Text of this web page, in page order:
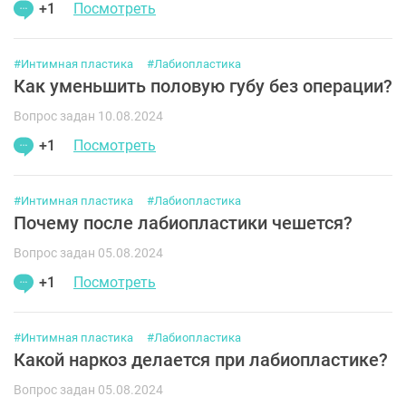
+1 Посмотреть
#Интимная пластика #Лабиопластика
Как уменьшить половую губу без операции?
Вопрос задан 10.08.2024
+1 Посмотреть
#Интимная пластика #Лабиопластика
Почему после лабиопластики чешется?
Вопрос задан 05.08.2024
+1 Посмотреть
#Интимная пластика #Лабиопластика
Какой наркоз делается при лабиопластике?
Вопрос задан 05.08.2024